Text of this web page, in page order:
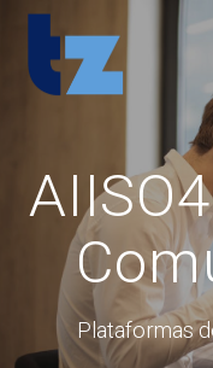
Plataformas